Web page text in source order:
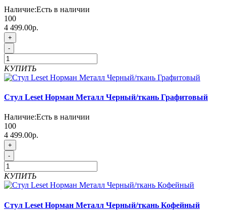
Наличие:Есть в наличии
100
4 499.00р.
+
-
КУПИТЬ
Стул Leset Норман Металл Черный/ткань Графитовый
Наличие:Есть в наличии
100
4 499.00р.
+
-
КУПИТЬ
Стул Leset Норман Металл Черный/ткань Кофейный